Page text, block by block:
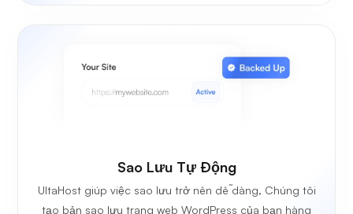
Sao Lưu Tự Động
UltaHost giúp việc sao lưu trở nên dễ dàng, Chúng tôi
tạo bản sao lưu trang web WordPress của bạn hàng